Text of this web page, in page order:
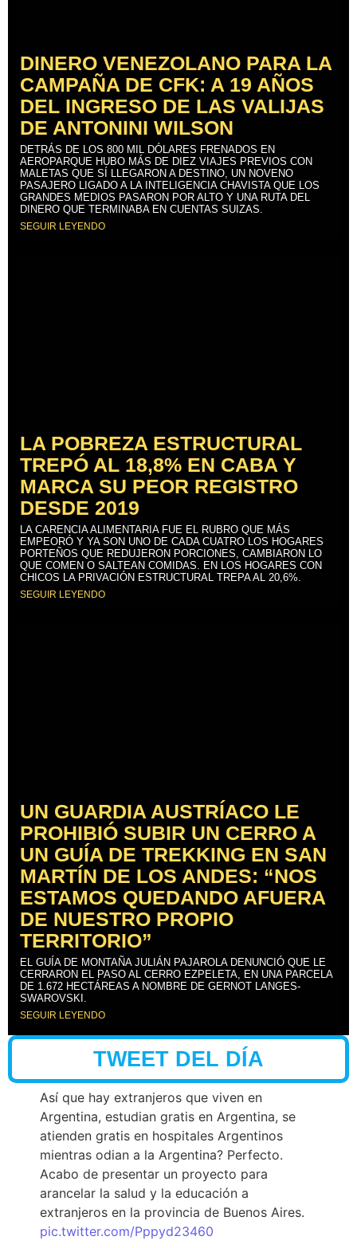
DINERO VENEZOLANO PARA LA
CAMPAÑA DE CFK: A 19 AÑOS
DEL INGRESO DE LAS VALIJAS
DE ANTONINI WILSON
DETRÁS DE LOS 800 MIL DÓLARES FRENADOS EN
AEROPARQUE HUBO MÁS DE DIEZ VIAJES PREVIOS CON
MALETAS QUE SÍ LLEGARON A DESTINO, UN NOVENO
PASAJERO LIGADO A LA INTELIGENCIA CHAVISTA QUE LOS
GRANDES MEDIOS PASARON POR ALTO Y UNA RUTA DEL
DINERO QUE TERMINABA EN CUENTAS SUIZAS.
SEGUIR LEYENDO
LA POBREZA ESTRUCTURAL
TREPÓ AL 18,8% EN CABA Y
MARCA SU PEOR REGISTRO
DESDE 2019
LA CARENCIA ALIMENTARIA FUE EL RUBRO QUE MÁS
EMPEORÓ Y YA SON UNO DE CADA CUATRO LOS HOGARES
PORTEÑOS QUE REDUJERON PORCIONES, CAMBIARON LO
QUE COMEN O SALTEAN COMIDAS. EN LOS HOGARES CON
CHICOS LA PRIVACIÓN ESTRUCTURAL TREPA AL 20,6%.
SEGUIR LEYENDO
UN GUARDIA AUSTRÍACO LE
PROHIBIÓ SUBIR UN CERRO A
UN GUÍA DE TREKKING EN SAN
MARTÍN DE LOS ANDES: “NOS
ESTAMOS QUEDANDO AFUERA
DE NUESTRO PROPIO
TERRITORIO”
EL GUÍA DE MONTAÑA JULIÁN PAJAROLA DENUNCIÓ QUE LE
CERRARON EL PASO AL CERRO EZPELETA, EN UNA PARCELA
DE 1.672 HECTÁREAS A NOMBRE DE GERNOT LANGES-
SWAROVSKI.
SEGUIR LEYENDO
TWEET DEL DÍA
Así que hay extranjeros que viven en
Argentina, estudian gratis en Argentina, se
atienden gratis en hospitales Argentinos
mientras odian a la Argentina? Perfecto.
Acabo de presentar un proyecto para
arancelar la salud y la educación a
extranjeros en la provincia de Buenos Aires.
pic.twitter.com/Pppyd23460